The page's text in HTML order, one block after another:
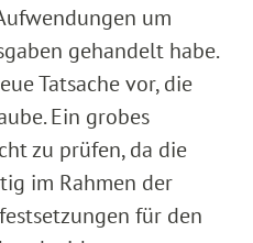
um
gehandelt habe.
Tatsache vor, die
Ein grobes
zu prüfen, da die
im Rahmen der
für den